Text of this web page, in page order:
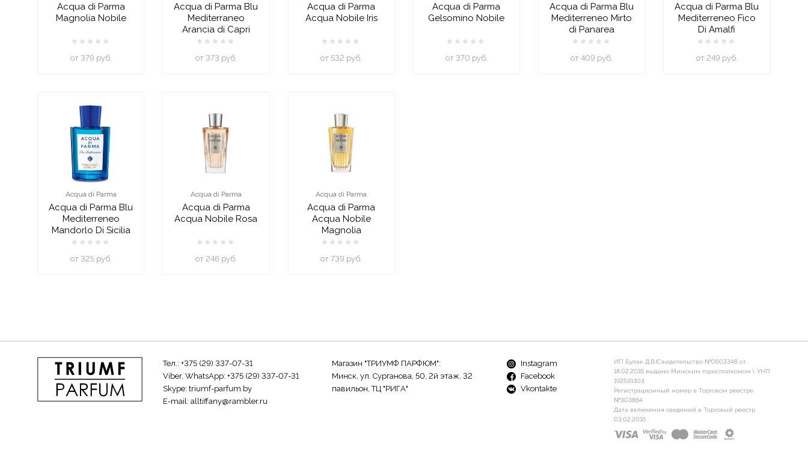
Acqua di Parma
Magnolia Nobile
oт 379 руб.
Acqua di Parma Blu
Mediterraneo
Arancia di Capri
oт 373 руб.
Acqua di Parma
Acqua Nobile Iris
oт 532 руб.
Acqua di Parma
Gelsomino Nobile
oт 370 руб.
Acqua di Parma Blu
Mediterreneo Mirto
di Panarea
oт 409 руб.
Acqua di Parma Blu
Mediterreneo Fico
Di Amalfi
oт 249 руб.
Acqua di Parma
Acqua di Parma Blu
Mediterreneo
Mandorlo Di Sicilia
oт 325 руб.
Acqua di Parma
Acqua di Parma
Acqua Nobile Rosa
oт 246 руб.
Acqua di Parma
Acqua di Parma
Acqua Nobile
Magnolia
oт 739 руб.
Тел.: +375 (29) 337-07-31
Viber, WhatsApp: +375 (29) 337-07-31
Skype: triumf-parfum.by
E-mail: alltiffany@rambler.ru
Магазин "ТРИУМФ ПАРФЮМ":
Минск, ул. Сурганова, 50, 2й этаж, 32
павильон, ТЦ "РИГА"
Instagram
Facebook
Vkontakte
ИП Булак Д.В.(Свидетельство №0603348 от
18.02.2016 выдано Минским горисполкомом ). УНП
192591303
Регистрационный номер в Торговом реестре
№303864
Дата включения сведений в Торговый реестр
03.02.2016